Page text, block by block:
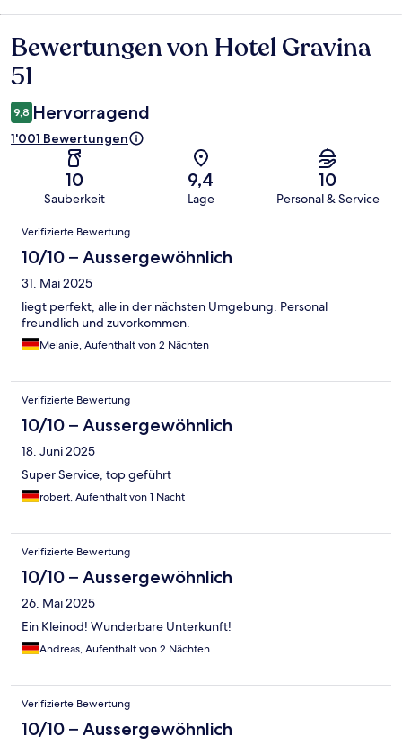
Bewertungen
Bewertungen von Hotel Gravina
51
9,8 Hervorragend
1'001 Bewertungen
10
Sauberkeit
9,4
Lage
10
Personal & Service
Bewertungen
Verifizierte Bewertung
10/10 – Aussergewöhnlich
31. Mai 2025
liegt perfekt, alle in der nächsten Umgebung. Personal
freundlich und zuvorkommen.
Melanie, Aufenthalt von 2 Nächten
Verifizierte Bewertung
10/10 – Aussergewöhnlich
18. Juni 2025
Super Service, top geführt
robert, Aufenthalt von 1 Nacht
Verifizierte Bewertung
10/10 – Aussergewöhnlich
26. Mai 2025
Ein Kleinod! Wunderbare Unterkunft!
Andreas, Aufenthalt von 2 Nächten
Verifizierte Bewertung
10/10 – Aussergewöhnlich